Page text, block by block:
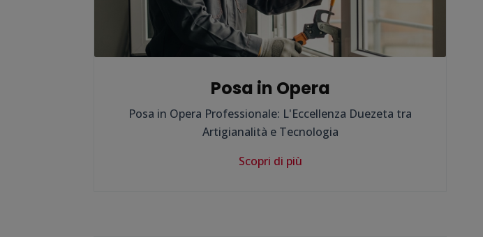
Posa in Opera
Posa in Opera Professionale: L'Eccellenza Duezeta tra
Artigianalità e Tecnologia